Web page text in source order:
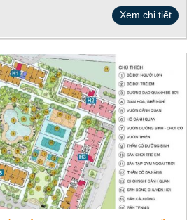
Xem chi tiết